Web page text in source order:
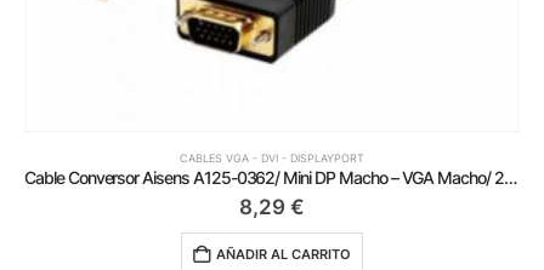
CABLES VGA - DVI - DISPLAYPORT
Cable Conversor Aisens A125-0362/ Mini DP Macho – VGA Macho/ 2m/ Negro
8,29 €
AÑADIR AL CARRITO